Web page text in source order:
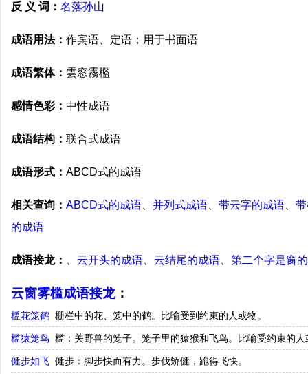
反 义 词： 名落孙山
成语用法： 作宾语、定语；用于书面语
成语繁体： 雲窓霧檻
感情色彩： 中性成语
成语结构： 联合式成语
成语形式： ABCD式的成语
相关查询： ABCD式的成语 并列式成语 带云字的成语
的成语
成语接龙： 云开头的成语 云结尾的成语 第二个字是窗
云窗雾槛成语接龙：
槛花笼鹤 栅栏中的花、笼中的鹤。比喻受到约束的人或物。
槛猿笼鸟 槛：关野兽的笼子。笼子里的猿猴和飞鸟。比喻受约束的人
健步如飞 健步：脚步快而有力。步伐矫健，跑得飞快。